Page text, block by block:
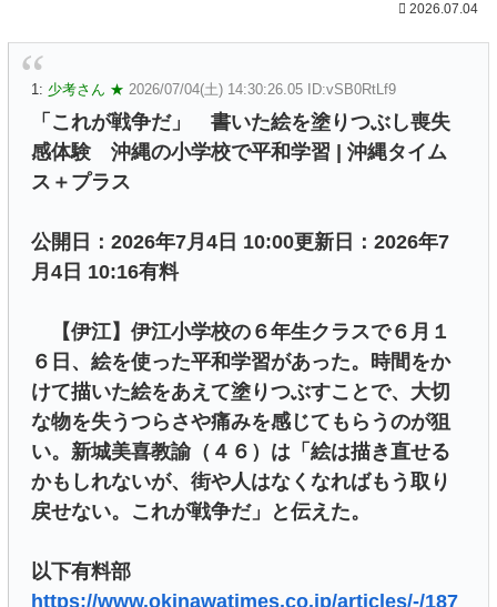
2026.07.04
1: 少考さん ★ 2026/07/04(土) 14:30:26.05 ID:vSB0RtLf9
「これが戦争だ」 書いた絵を塗りつぶし喪失
感体験 沖縄の小学校で平和学習 | 沖縄タイム
ス＋プラス
公開日：2026年7月4日 10:00更新日：2026年7
月4日 10:16有料
【伊江】伊江小学校の６年生クラスで６月１
６日、絵を使った平和学習があった。時間をか
けて描いた絵をあえて塗りつぶすことで、大切
な物を失うつらさや痛みを感じてもらうのが狙
い。新城美喜教諭（４６）は「絵は描き直せる
かもしれないが、街や人はなくなればもう取り
戻せない。これが戦争だ」と伝えた。
以下有料部
https://www.okinawatimes.co.jp/articles/-/187